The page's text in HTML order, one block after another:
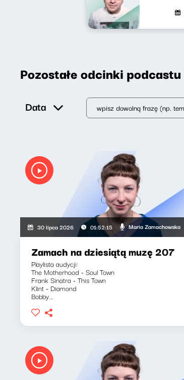
Pozostałe odcinki podcastu
Data
30 lipca 2026 01:52:15 Maria Zamachowska
Zamach na dziesiątą muzę 207
Playlista audycji:
The Motherhood - Soul Town
Frank Sinatra - This Town
Klint - Diamond
Bobby...